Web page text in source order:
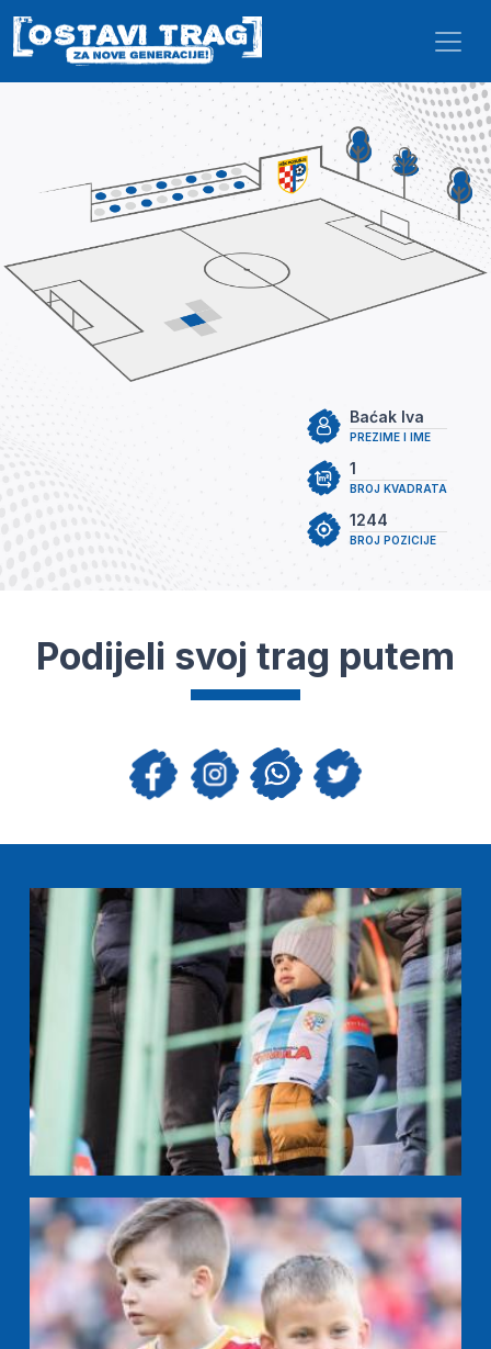
Skip to main content
PREZIME I IME
Baćak Iva
BROJ KVADRATA
1
BROJ POZICIJE
1244
Podijeli svoj trag putem